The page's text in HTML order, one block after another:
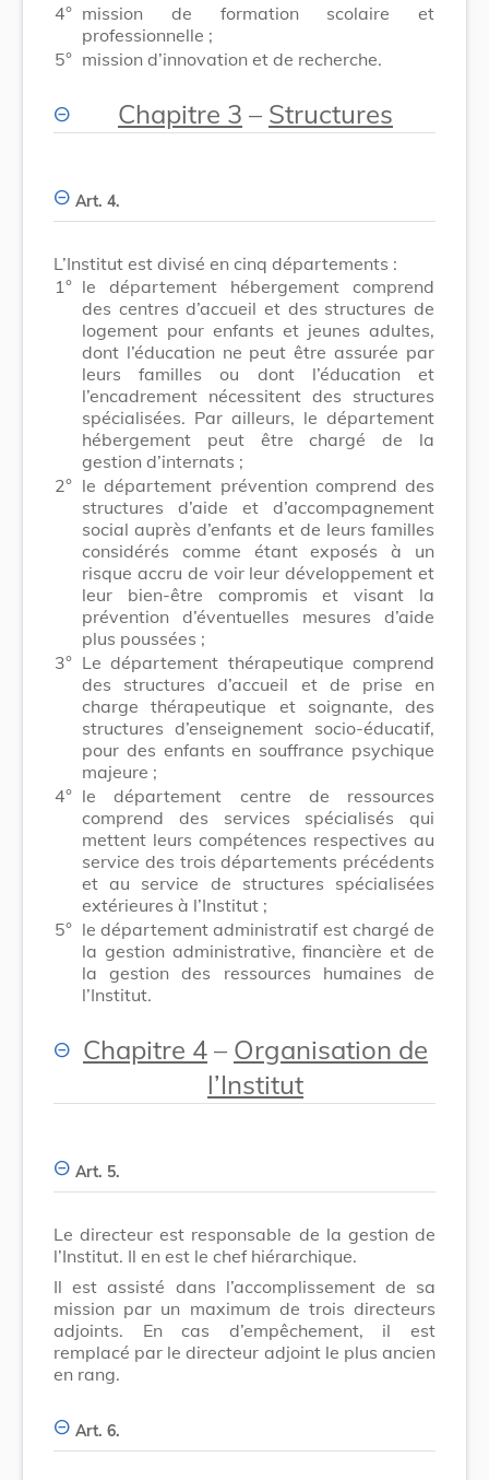
4° mission de formation scolaire et
professionnelle ;
5° mission d’innovation et de recherche.
Chapitre 3 – Structures
Art. 4.
L’Institut est divisé en cinq départements :
1° le département hébergement comprend
des centres d’accueil et des structures de
logement pour enfants et jeunes adultes,
dont l’éducation ne peut être assurée par
leurs familles ou dont l’éducation et
l’encadrement nécessitent des structures
spécialisées. Par ailleurs, le département
hébergement peut être chargé de la
gestion d’internats ;
2° le département prévention comprend des
structures d’aide et d’accompagnement
social auprès d’enfants et de leurs familles
considérés comme étant exposés à un
risque accru de voir leur déve­loppement et
leur bien-être compromis et visant la
prévention d’éventuelles mesures d’aide
plus poussées ;
3° Le département thérapeutique comprend
des structures d’accueil et de prise en
charge thérapeutique et soignante, des
structures d’enseignement socio-éducatif,
pour des enfants en souffrance psychique
majeure ;
4° le département centre de ressources
comprend des services spécialisés qui
mettent leurs compétences respectives au
service des trois départements précédents
et au service de structures spécialisées
extérieures à l’Institut ;
5° le département administratif est chargé de
la gestion administrative, financière et de
la gestion des ressources humaines de
l’Institut.
Chapitre 4 – Organisation de
l’Institut
Art. 5.
Le directeur est responsable de la gestion de
l’Institut. Il en est le chef hiérarchique.
Il est assisté dans l’accomplissement de sa
mission par un maximum de trois directeurs
adjoints. En cas d’empêchement, il est
remplacé par le directeur adjoint le plus ancien
en rang.
Art. 6.